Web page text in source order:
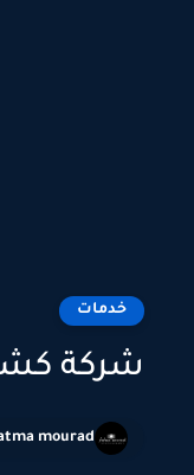
خدمات
شركة
mourad